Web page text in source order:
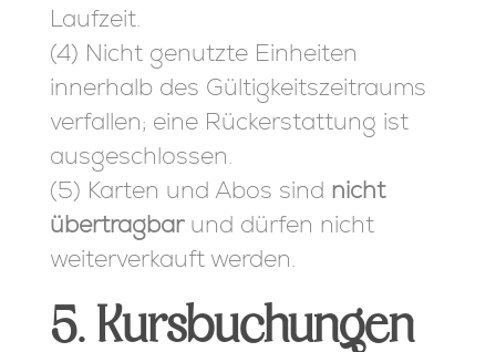
Laufzeit.
(4) Nicht genutzte Einheiten
innerhalb des Gültigkeitszeitraums
verfallen; eine Rückerstattung ist
ausgeschlossen.
(5) Karten und Abos sind nicht
übertragbarund dürfen nicht
weiterverkauft werden.
5. Kursbuchungen